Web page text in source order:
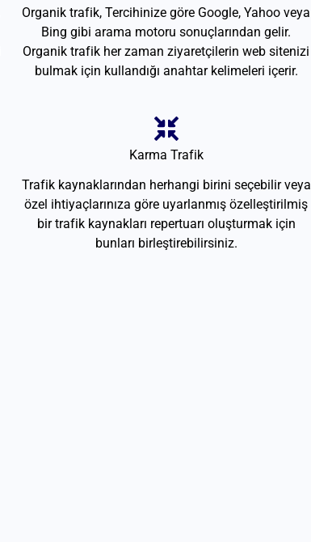
Organik trafik, Tercihinize göre Google, Yahoo veya
Bing gibi arama motoru sonuçlarından gelir.
Organik trafik her zaman ziyaretçilerin web sitenizi
bulmak için kullandığı anahtar kelimeleri içerir.
Karma Trafik
Trafik kaynaklarından herhangi birini seçebilir veya
özel ihtiyaçlarınıza göre uyarlanmış özelleştirilmiş
bir trafik kaynakları repertuarı oluşturmak için
bunları birleştirebilirsiniz.